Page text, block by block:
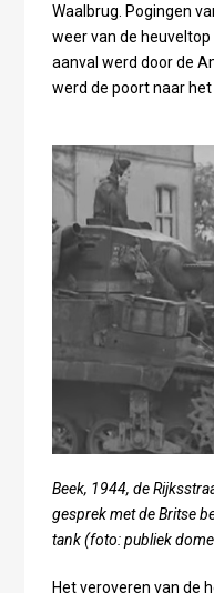
Waalbrug. Pogingen
weer van de
aanval werd door de
werd de poort naar
Beek, 1944, de
gesprek met de Britse
tank (foto: publiek
Het veroveren van de